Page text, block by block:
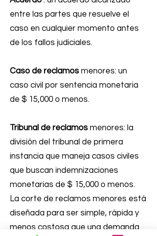
entre las partes que resuelve el
caso en cualquier momento antes
de los fallos judiciales.
Caso de reclamos menores: un
caso civil por sentencia monetaria
de $ 15,000 o menos.
Tribunal de reclamos menores: la
división del tribunal de primera
instancia que maneja casos civiles
que buscan indemnizaciones
monetarias de $ 15,000 o menos.
La corte de reclamos menores está
diseñada para ser simple, rápida y
menos costosa que una demanda